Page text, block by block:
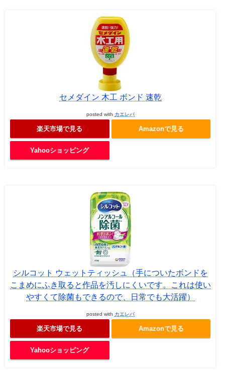
セメダイン 木工 ボンド 速乾
posted with カエレバ
楽天市場で見る Amazonで見る
Yahooショッピング
シルコット ウェットティッシュ（手についたボンドを
こまめにふき取ると作品を汚しにくいです。これは使い
やすくて除菌もできるので、日常でも大活躍）
posted with カエレバ
楽天市場で見る Amazonで見る
Yahooショッピング